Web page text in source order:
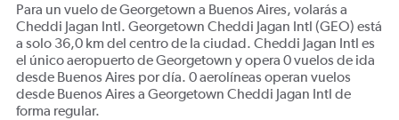
Para un vuelo de Georgetown a Buenos Aires, volarás a
Cheddi Jagan Intl. Georgetown Cheddi Jagan Intl (GEO) está
a solo 36,0 km del centro de la ciudad. Cheddi Jagan Intl es
el único aeropuerto de Georgetown y opera 0 vuelos de ida
desde Buenos Aires por día. 0 aerolíneas operan vuelos
desde Buenos Aires a Georgetown Cheddi Jagan Intl de
forma regular.